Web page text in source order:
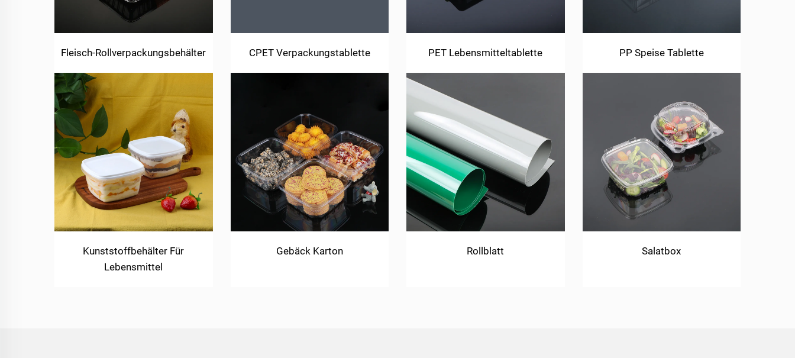
Fleisch-Rollverpackungsbehälter CPET Verpackungstablette PET Lebensmitteltablette PP Speise Tablette
Kunststoffbehälter Für
Lebensmittel
Gebäck Karton Rollblatt Salatbox